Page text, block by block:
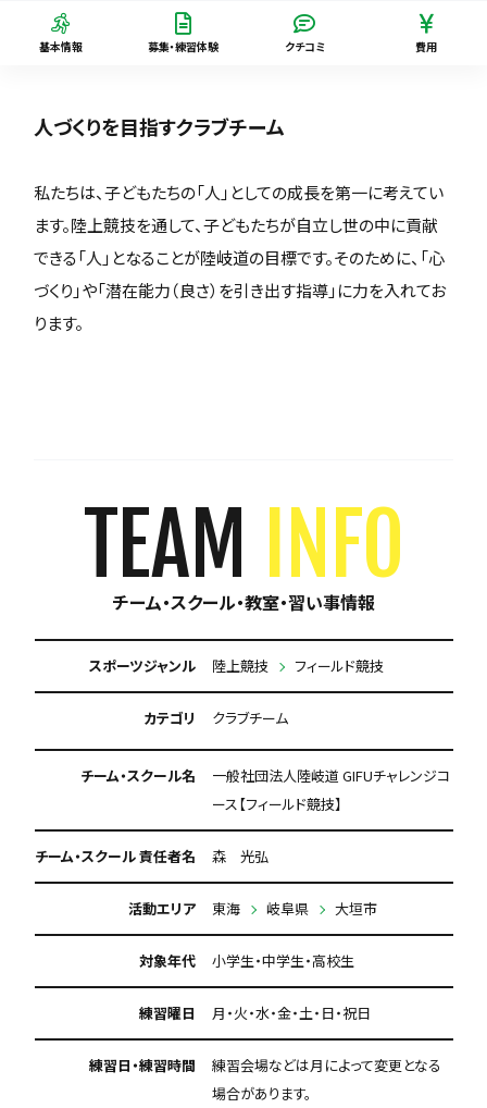
基本情報 募集・練習体験 クチコミ 費用
人づくりを目指すクラブチーム
私たちは、子どもたちの「人」としての成長を第一に考えてい
ます。陸上競技を通して、子どもたちが自立し世の中に貢献
できる「人」となることが陸岐道の目標です。そのために、「心
づくり」や「潜在能力（良さ）を引き出す指導」に力を入れてお
ります。
TEAM INFO
チーム・スクール・教室・習い事情報
スポーツジャンル 陸上競技 フィールド競技
カテゴリ クラブチーム
チーム・スクール名
一般社団法人陸岐道 GIFUチャレンジコ
ース【フィールド競技】
チーム・スクール 責任者名 森 光弘
活動エリア 東海 岐阜県 大垣市
対象年代 小学生・中学生・高校生
練習曜日 月・火・水・金・土・日・祝日
練習日・練習時間
練習会場などは月によって変更となる
場合があります。